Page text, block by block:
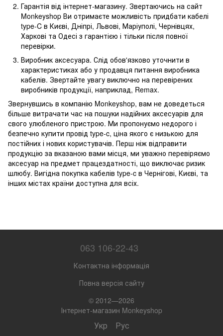
Гарантія від інтернет-магазину. Звертаючись на сайт
Monkeyshop Ви отримаєте можливість придбати кабелі
type-C в Києві, Дніпрі, Львові, Маріуполі, Чернівцях,
Харкові та Одесі з гарантією і тільки після повної
перевірки.
Виробник аксесуара. Слід обов'язково уточнити в
характеристиках або у продавця питання виробника
кабелів. Звертайте увагу виключно на перевірених
виробників продукції, наприклад, Remax.
Звернувшись в компанію Monkeyshop, вам не доведеться
більше витрачати час на пошуки надійних аксесуарів для
свого улюбленого пристрою. Ми пропонуємо недорого і
безпечно купити провід type-c, ціна якого є низькою для
постійних і нових користувачів. Перш ніж відправити
продукцію за вказаною вами місця, ми уважно перевіряємо
аксесуар на предмет працездатності, що виключає ризик
шлюбу. Вигідна покупка кабелів type-c в Чернігові, Києві, та
інших містах країни доступна для всіх.
063 106-22-43
Контактна інформація
Повна версія сайту
© 2012—2026
Інтернет-магазин Monkeyshop
Укр Рус